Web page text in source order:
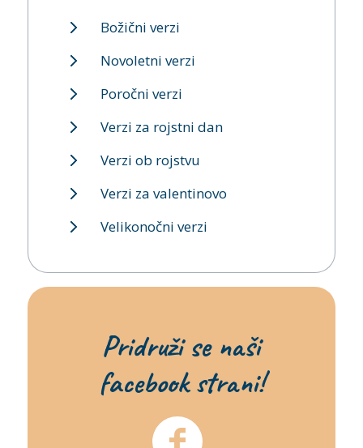
Božični verzi
Novoletni verzi
Poročni verzi
Verzi za rojstni dan
Verzi ob rojstvu
Verzi za valentinovo
Velikonočni verzi
Pridruži se naši
facebook strani!